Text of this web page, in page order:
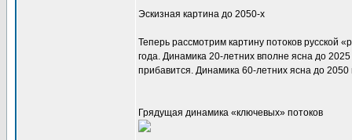
Эскизная картина до 2050-х
Теперь рассмотрим картину потоков русской
года. Динамика 20-летних вполне ясна до
прибавится. Динамика 60-летних ясна до
Грядущая динамика «ключевых» потоков